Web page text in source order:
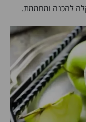
קלה להכנה ומחממת.